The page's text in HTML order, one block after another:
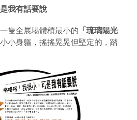
我有話要說
隻全展場體積最小的 「琉璃陽光
小小身軀，搖搖晃晃但堅定的，踏